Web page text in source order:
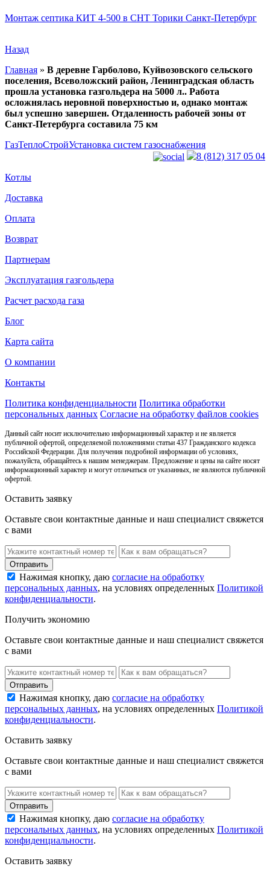
Монтаж септика КИТ 4-500 в СНТ Торики Санкт-Петербург
Назад
Главная » В деревне Гарболово, Куйвозовского сельского
поселения, Всеволожский район, Ленинградская область
прошла установка газгольдера на 5000 л.. Работа
осложнялась неровной поверхностью и, однако монтаж
был успешно завершен. Отдаленность рабочей зоны от
Санкт-Петербурга составила 75 км
ГазТеплоСтройУстановка систем газоснабжения
8 (812) 317 05 04
Котлы
Доставка
Оплата
Возврат
Партнерам
Эксплуатация газгольдера
Расчет расхода газа
Блог
Карта сайта
О компании
Контакты
Политика конфиденциальности Политика обработки
персональных данных Согласие на обработку файлов cookies
Данный сайт носит исключительно информационный характер и не является
публичной офертой, определяемой положениями статьи 437 Гражданского кодекса
Российской Федерации. Для получения подробной информации об условиях,
пожалуйста, обращайтесь к нашим менеджерам. Предложение и цены на сайте носят
информационный характер и могут отличаться от указанных, не являются публичной
офертой.
Оставить заявку
Оставьте свои контактные данные и наш специалист свяжется
с вами
Нажимая кнопку, даю согласие на обработку
персональных данных, на условиях определенных Политикой
конфиденциальности.
Получить экономию
Оставьте свои контактные данные и наш специалист свяжется
с вами
Нажимая кнопку, даю согласие на обработку
персональных данных, на условиях определенных Политикой
конфиденциальности.
Оставить заявку
Оставьте свои контактные данные и наш специалист свяжется
с вами
Нажимая кнопку, даю согласие на обработку
персональных данных, на условиях определенных Политикой
конфиденциальности.
Оставить заявку